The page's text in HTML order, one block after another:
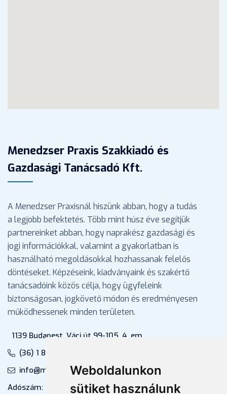
Weboldalunkon
sütiket használunk
Menedzser Praxis Szakkiadó és
Gazdasági Tanácsadó Kft.
A Menedzser Praxisnál hiszünk abban, hogy a tudás
a legjobb befektetés. Több mint húsz éve segítjük
partnereinket abban, hogy naprakész gazdasági és
jogi információkkal, valamint a gyakorlatban is
használható megoldásokkal hozhassanak felelős
döntéseket. Képzéseink, kiadványaink és szakértő
tanácsadóink közös célja, hogy ügyfeleink
biztonságosan, jogkövető módon és eredményesen
működhessenek minden területen.
1139 Budapest, Váci út 99-105. 4. em.
(36) 1 880 76 00
info@mprx.hu
Adószám: 13598145-2-41